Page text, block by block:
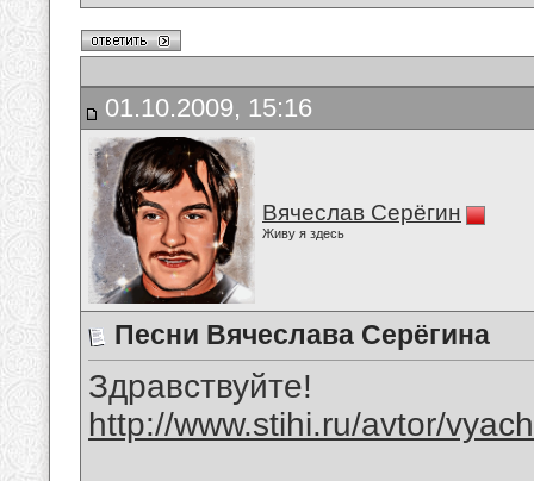
01.10.2009, 15:16
Вячеслав Серёгин
Живу я здесь
Песни Вячеслава Серёгина
Здравствуйте!
http://www.stihi.ru/avtor/